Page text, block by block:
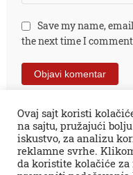
Save my name,
the next time I
Ovaj sajt koristi
na sajtu, pružajući
iskustvo, za analizu
reklamne svrhe.
da koristite kolačiće